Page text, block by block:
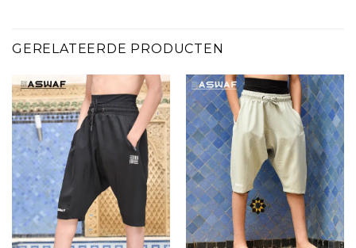
GERELATEERDE PRODUCTEN